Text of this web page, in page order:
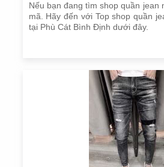
Nếu bạn đang tìm shop quần jean
mã. Hãy đến với Top shop quần
tại Phù Cát Bình Định dưới đây.